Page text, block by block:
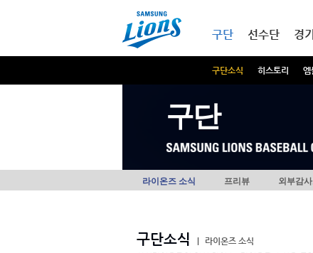
구단
구단소식 히스토리 엠
선수단 경
구단
라이온즈 소식 프리뷰 외부감
구단소식
라이온즈 소식